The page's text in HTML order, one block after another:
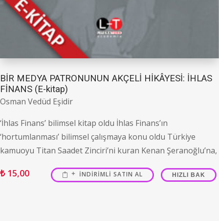
BİR MEDYA PATRONUNUN AKÇELİ HİKÂYESİ: İHLAS
FİNANS (E-kitap)
Osman Vedüd Eşidir
‘İhlas Finans’ bilimsel kitap oldu İhlas Finans’ın
‘hortumlanması’ bilimsel çalışmaya konu oldu Türkiye
kamuoyu Titan Saadet Zinciri’ni kuran Kenan Şe­ran­oğlu’na,
₺15,00 İNDIRIMLI SATIN AL HIZLI BAK